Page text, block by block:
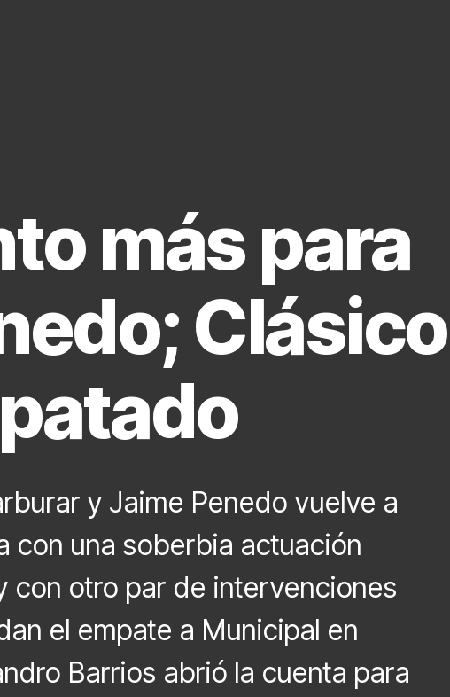
más para
Clásico
y Jaime Penedo vuelve a
con una soberbia actuación
con otro par de intervenciones
el empate a Municipal en
Barrios abrió la cuenta para